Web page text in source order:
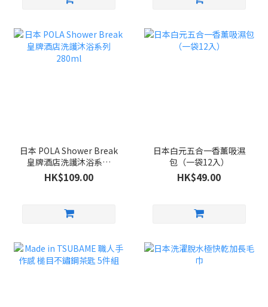
日本 POLA Shower Break
皇牌酒店洗護沐浴系列
280ml
HK$109.00
日本白元五合一香薰吸濕
包（一袋12入）
HK$49.00